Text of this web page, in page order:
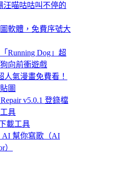
汪喵咕咕叫不停的
圖軟體，免費序號大
Running Dog」超
向前衝遊戲
人氣漫畫免費看！
圖
v5.0.1 登錄檔
具
載工具
AI 幫你寫歌（AI
）